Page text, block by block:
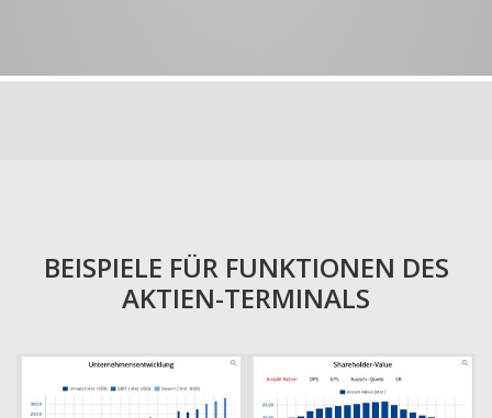
BEISPIELE FÜR FUNKTIONEN DES
AKTIEN-TERMINALS